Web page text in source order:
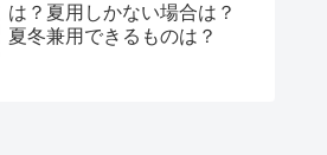
は？夏用しかない場合は？
夏冬兼用できるものは？